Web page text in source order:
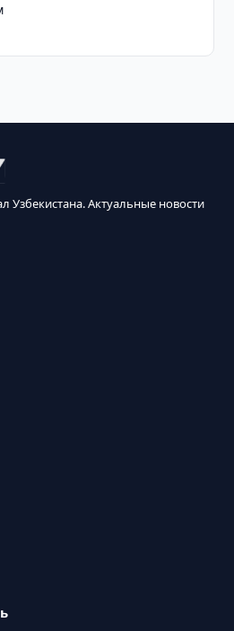
Узбекистана. Актуальные новости